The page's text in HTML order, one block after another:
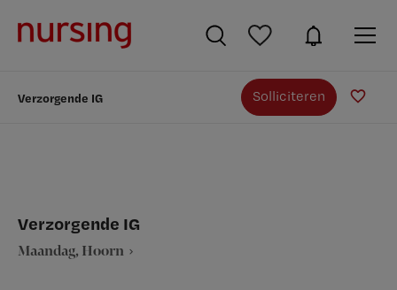
Verzorgende IG Solliciteren
Verzorgende IG
Maandag, Hoorn